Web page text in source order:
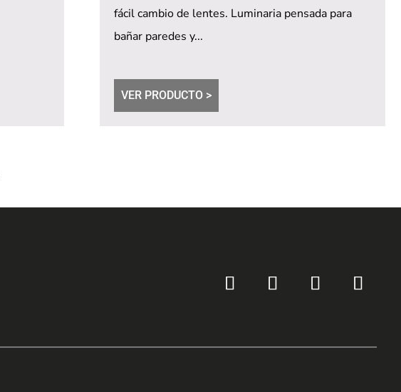
fácil cambio de lentes. Luminaria pensada para
bañar paredes y...
VER PRODUCTO >